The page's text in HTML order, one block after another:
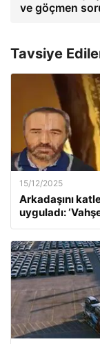
ve göçmen
Tavsiye
15/12/2025
Arkadaşını
uyguladı: